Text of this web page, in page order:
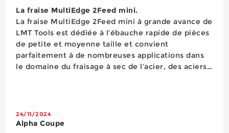
La fraise MultiEdge 2Feed mini.
La fraise MultiEdge 2Feed mini à grande avance de
LMT Tools est dédiée à l’ébauche rapide de pièces
de petite et moyenne taille et convient
parfaitement à de nombreuses applications dans
le domaine du fraisage à sec de l’acier, des aciers
24/11/2024
Alpha Coupe